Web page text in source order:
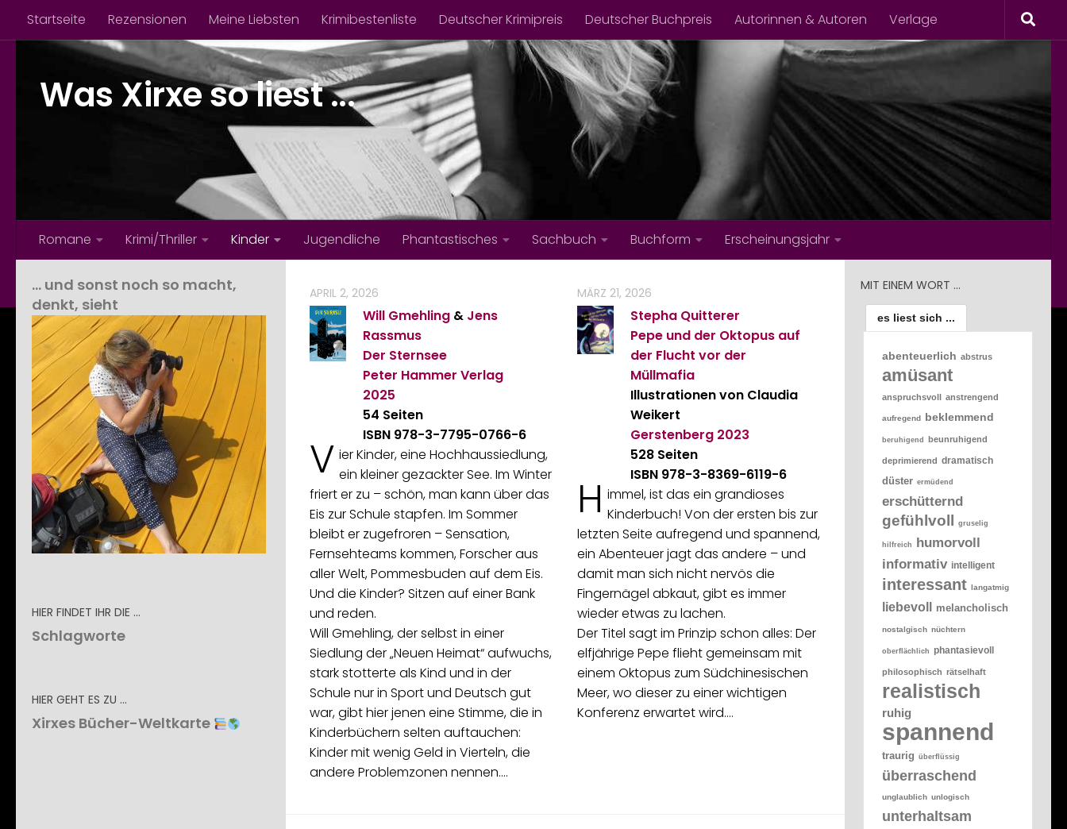
Zum Inhalt springen
Startseite Rezensionen Meine Liebsten Krimibestenliste Deutscher Krimipreis Deutscher Buchpreis Autorinnen & Autoren Verlage
Was Xirxe so liest ...
Romane Krimi/Thriller Kinder Jugendliche Phantastisches Sachbuch Buchform Erscheinungsjahr
APRIL 2, 2026
Will Gmehling & Jens
Rassmus
Der Sternsee
Peter Hammer Verlag
2025
54 Seiten
ISBN 978-3-7795-0766-6
V ier Kinder, eine Hochhaussiedlung,
ein kleiner gezackter See. Im Winter
friert er zu – schön, man kann über das
Eis zur Schule stapfen. Im Sommer
bleibt er zugefroren – Sensation,
Fernsehteams kommen, Forscher aus
aller Welt, Pommesbuden auf dem Eis.
Und die Kinder? Sitzen auf einer Bank
und reden.
Will Gmehling, der selbst in einer
Siedlung der „Neuen Heimat“ aufwuchs,
stark stotterte als Kind und in der
Schule nur in Sport und Deutsch gut
war, gibt hier jenen eine Stimme, die in
Kinderbüchern selten auftauchen:
Kinder mit wenig Geld in Vierteln, die
andere Problemzonen nennen.…
MÄRZ 21, 2026
Stepha Quitterer
Pepe und der Oktopus auf
der Flucht vor der
Müllmafia
Illustrationen von Claudia
Weikert
Gerstenberg 2023
528 Seiten
ISBN 978-3-8369-6119-6
H immel, ist das ein grandioses
Kinderbuch! Von der ersten bis zur
letzten Seite aufregend und spannend,
ein Abenteuer jagt das andere – und
damit man sich nicht nervös die
Fingernägel abkaut, gibt es immer
wieder etwas zu lachen.
Der Titel sagt im Prinzip schon alles: Der
elfjährige Pepe flieht gemeinsam mit
einem Oktopus zum Südchinesischen
Meer, wo dieser zu einer wichtigen
Konferenz erwartet wird.…
… und sonst noch so macht,
denkt, sieht
HIER FINDET IHR DIE …
Schlagworte
HIER GEHT ES ZU …
Xirxes Bücher-Weltkarte
MIT EINEM WORT …
es liest sich ...
abenteuerlich abstrus
amüsant
anspruchsvoll anstrengend
aufregend beklemmend
beruhigend beunruhigend
deprimierend dramatisch
düster ermüdend
erschütternd
gefühlvoll gruselig
hilfreich
humorvoll
informativ intelligent
interessant langatmig
liebevoll melancholisch
nostalgisch nüchtern
oberflächlich phantasievoll
philosophisch rätselhaft
realistisch
ruhig
spannend
traurig überflüssig
überraschend
unglaublich unlogisch
unterhaltsam